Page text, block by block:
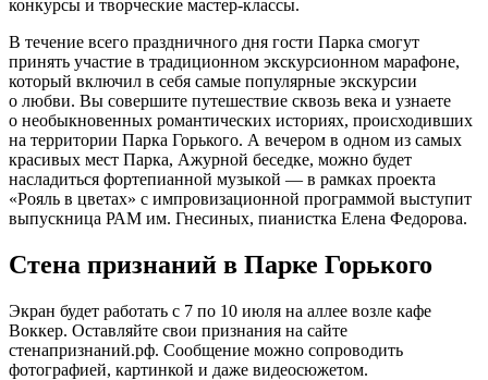
конкурсы и творческие мастер-классы.
В течение всего праздничного дня гости Парка смогут
принять участие в традиционном экскурсионном марафоне,
который включил в себя самые популярные экскурсии
о любви. Вы совершите путешествие сквозь века и узнаете
о необыкновенных романтических историях, происходивших
на территории Парка Горького. А вечером в одном из самых
красивых мест Парка, Ажурной беседке, можно будет
насладиться фортепианной музыкой — в рамках проекта
«Рояль в цветах» с импровизационной программой выступит
выпускница РАМ им. Гнесиных, пианистка Елена Федорова.
Стена признаний в Парке Горького
Экран будет работать с 7 по 10 июля на аллее возле кафе
Воккер. Оставляйте свои признания на сайте
стенапризнаний.рф. Сообщение можно сопроводить
фотографией, картинкой и даже видеосюжетом.